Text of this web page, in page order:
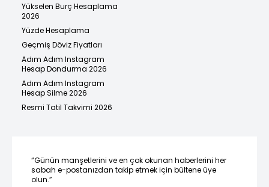
Yükselen Burç Hesaplama
2026
Yüzde Hesaplama
Geçmiş Döviz Fiyatları
Adım Adım Instagram
Hesap Dondurma 2026
Adım Adım Instagram
Hesap Silme 2026
Resmi Tatil Takvimi 2026
“Günün manşetlerini ve en çok okunan haberlerini her
sabah e-postanızdan takip etmek için bültene üye
olun.”